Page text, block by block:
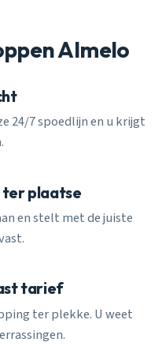
Almelo
24/7 spoedlijn en u krijgt
ter plaatse
en stelt met de juiste
tarief
ter plekke. U weet